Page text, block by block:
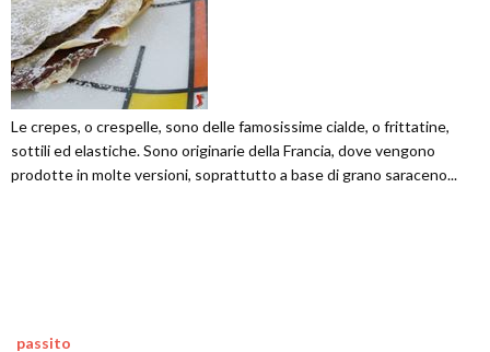
Le crepes, o crespelle, sono delle famosissime cialde, o frittatine,
sottili ed elastiche. Sono originarie della Francia, dove vengono
prodotte in molte versioni, soprattutto a base di grano saraceno...
passito